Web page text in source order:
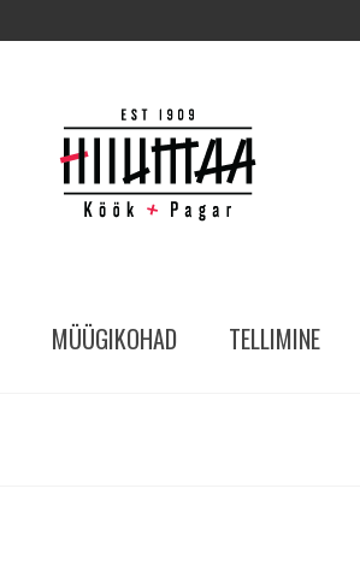
MÜÜGIKOHAD TELLIMINE